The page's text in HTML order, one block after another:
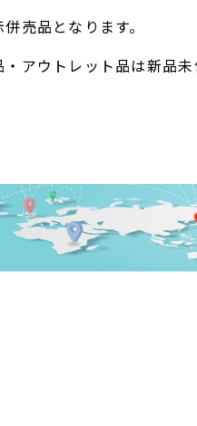
売品となります。
アウトレット品は新品